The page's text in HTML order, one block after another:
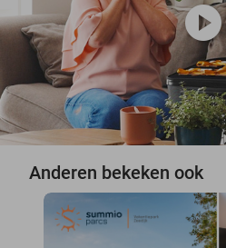
play_circle
Anderen bekeken ook